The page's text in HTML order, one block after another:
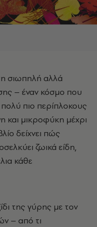
– έναν κόσμο που
πιο περίπλοκους
και μικροφύκη μέχρι
δείχνει πώς
ζωικά είδη,
κάθε
της γύρης με τον
– από τι